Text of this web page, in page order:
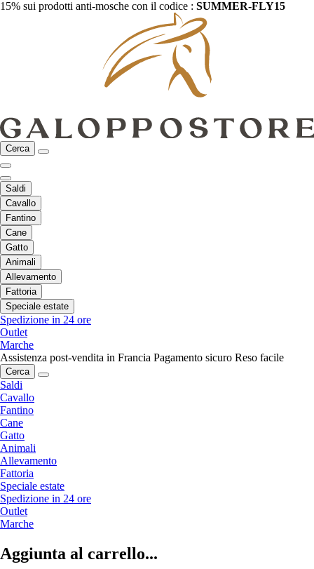
15% sui prodotti anti-mosche con il codice : SUMMER-FLY15
Cerca
Saldi
Cavallo
Fantino
Cane
Gatto
Animali
Allevamento
Fattoria
Speciale estate
Spedizione in 24 ore
Outlet
Marche
Assistenza post-vendita in Francia Pagamento sicuro Reso facile
Cerca
Saldi
Cavallo
Fantino
Cane
Gatto
Animali
Allevamento
Fattoria
Speciale estate
Spedizione in 24 ore
Outlet
Marche
Aggiunta al carrello...